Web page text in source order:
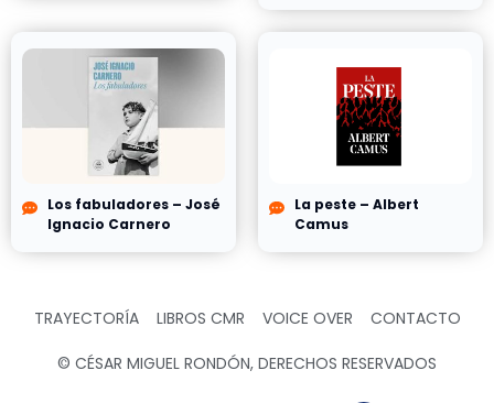
Los fabuladores – José
Ignacio Carnero
La peste – Albert
Camus
TRAYECTORÍA LIBROS CMR VOICE OVER CONTACTO
© CÉSAR MIGUEL RONDÓN, DERECHOS RESERVADOS